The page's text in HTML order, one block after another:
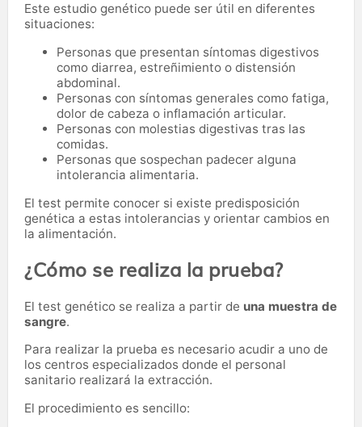
Este estudio genético puede ser útil en diferentes
situaciones:
Personas que presentan síntomas digestivos
como diarrea, estreñimiento o distensión
abdominal.
Personas con síntomas generales como fatiga,
dolor de cabeza o inflamación articular.
Personas con molestias digestivas tras las
comidas.
Personas que sospechan padecer alguna
intolerancia alimentaria.
El test permite conocer si existe predisposición
genética a estas intolerancias y orientar cambios en
la alimentación.
¿Cómo se realiza la prueba?
El test genético se realiza a partir de una muestra de
sangre.
Para realizar la prueba es necesario acudir a uno de
los centros especializados donde el personal
sanitario realizará la extracción.
El procedimiento es sencillo: